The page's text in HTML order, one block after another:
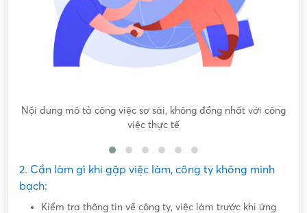
Nội dung mô tả công việc sơ sài, không đồng nhất với công
việc thực tế
2. Cần làm gì khi gặp việc làm, công ty không minh
bạch:
Kiểm tra thông tin về công ty, việc làm trước khi ứng